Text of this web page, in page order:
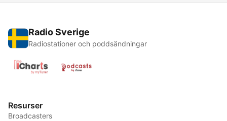
Radio Sverige
Radiostationer och poddsändningar
Resurser
Broadcasters